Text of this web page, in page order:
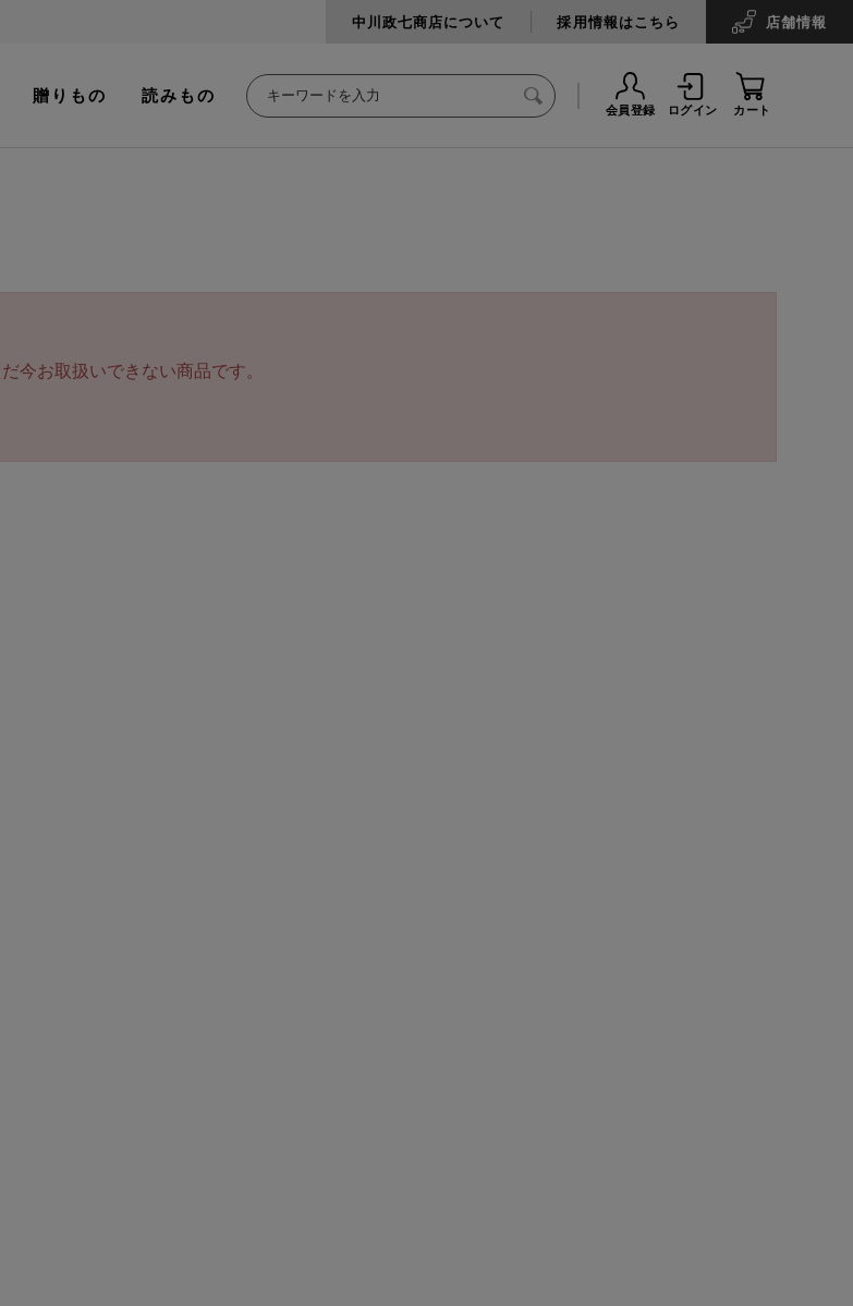
中川政七商店について 採用情報はこちら 店舗情報
贈りもの 読みもの
会員登録 ログイン カート
今お取扱いできない商品です。